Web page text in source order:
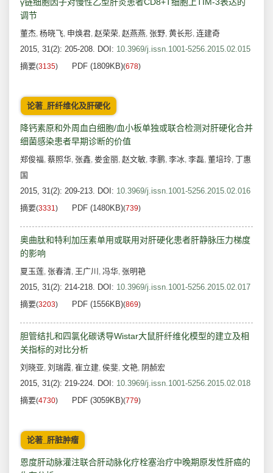
γ链细胞因子对慢性乙型肝炎患者CD8+T细胞上TIM-3表达的
调节
董杰, 杨晓飞, 申焕君, 赵荣荣, 赵燕燕, 张野, 黄长形, 连建奇
2015, 31(2): 205-208. DOI: 10.3969/j.issn.1001-5256.2015.02.015
摘要(3135) PDF (1809KB)(678)
论著_肝纤维化及肝硬化
降钙素原和外周血白细胞/血小板单独或联合检测对肝硬化合并
细菌感染患者早期诊断的价值
郑俊福, 蔡照华, 张鑫, 娄金丽, 赵文敏, 李鹏, 李冰, 李磊, 董培玲, 丁惠
国
2015, 31(2): 209-213. DOI: 10.3969/j.issn.1001-5256.2015.02.016
摘要(3331) PDF (1480KB)(739)
奥曲肽和特利加压素单用或联用对肝硬化患者肝静脉压力梯度
的影响
夏玉莲, 张春清, 王广川 , 冯华, 张明艳
2015, 31(2): 214-218. DOI: 10.3969/j.issn.1001-5256.2015.02.017
摘要(3203) PDF (1556KB)(869)
胆管结扎和四氯化碳诱导Wistar大鼠肝纤维化模型的建立及相
关指标的对比分析
刘晓亚, 刘瑞霞, 崔立建, 侯斐, 文艳, 阴赪宏
2015, 31(2): 219-224. DOI: 10.3969/j.issn.1001-5256.2015.02.018
摘要(4730) PDF (3059KB)(779)
论著_肝脏肿瘤
恩度肝动脉灌注联合肝动脉化疗栓塞治疗中晚期原发性肝癌的